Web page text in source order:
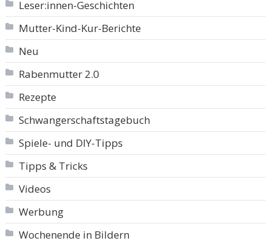
Leser:innen-Geschichten
Mutter-Kind-Kur-Berichte
Neu
Rabenmutter 2.0
Rezepte
Schwangerschaftstagebuch
Spiele- und DIY-Tipps
Tipps & Tricks
Videos
Werbung
Wochenende in Bildern